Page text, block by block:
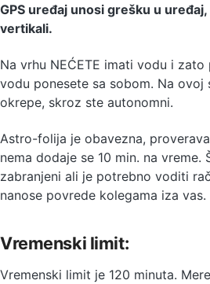
GPS uređaj unosi grešku u
vertikali.
Na vrhu NEĆETE imati vodu i
vodu ponesete sa sobom. Na ovoj
okrepe, skroz ste autonomni.
Astro-folija je obavezna,
nema dodaje se 10 min. na vreme.
zabranjeni ali je potrebno voditi
nanose povrede kolegama iza vas.
Vremenski limit:
Vremenski limit je 120 minuta.